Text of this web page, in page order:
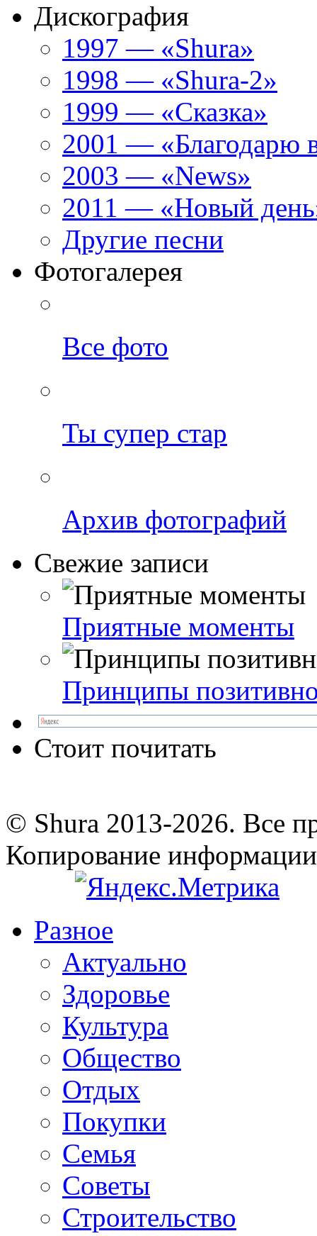
Дискография
1997 — «Shura»
1998 — «Shura-2»
1999 — «Сказка»
2001 — «Благодарю
2003 — «News»
2011 — «Новый
Другие песни
Фотогалерея
Все фото
Ты супер стар
Архив фотографий
Свежие записи
Приятные моменты
Принципы
Стоит почитать
© Shura 2013-2026. Все
Копирование
Разное
Актуально
Здоровье
Культура
Общество
Отдых
Покупки
Семья
Советы
Строительство